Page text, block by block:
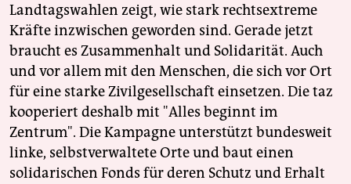
Landtagswahlen zeigt, wie stark rechtsextreme
Kräfte inzwischen geworden sind. Gerade jetzt
braucht es Zusammenhalt und Solidarität. Auch
und vor allem mit den Menschen, die sich vor Ort
für eine starke Zivilgesellschaft einsetzen. Die taz
kooperiert deshalb mit "Alles beginnt im
Zentrum". Die Kampagne unterstützt bundesweit
linke, selbstverwaltete Orte und baut einen
solidarischen Fonds für deren Schutz und Erhalt